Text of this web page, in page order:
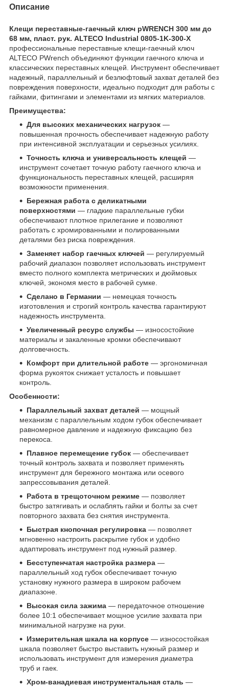
Описание
Клещи переставные-гаечный ключ pWRENCH 300 мм до
68 мм, пласт. рук. ALTECO Industrial 0805-1K-300-X
профессиональные переставные клещи-гаечный ключ
ALTECO PWrench объединяют функции гаечного ключа и
классических переставных клещей. Инструмент обеспечивает
надежный, параллельный и безлюфтовый захват деталей без
повреждения поверхности, идеально подходит для работы с
гайками, фитингами и элементами из мягких материалов.
Преимущества:
Для высоких механических нагрузок —
повышенная прочность обеспечивает надежную работу
при интенсивной эксплуатации и серьезных усилиях.
Точность ключа и универсальность клещей —
инструмент сочетает точную работу гаечного ключа и
функциональность переставных клещей, расширяя
возможности применения.
Бережная работа с деликатными
поверхностями — гладкие параллельные губки
обеспечивают плотное прилегание и позволяют
работать с хромированными и полированными
деталями без риска повреждения.
Заменяет набор гаечных ключей — регулируемый
рабочий диапазон позволяет использовать инструмент
вместо полного комплекта метрических и дюймовых
ключей, экономя место в рабочей сумке.
Сделано в Германии — немецкая точность
изготовления и строгий контроль качества гарантируют
надежность инструмента.
Увеличенный ресурс службы — износостойкие
материалы и закаленные кромки обеспечивают
долговечность.
Комфорт при длительной работе — эргономичная
форма рукояток снижает усталость и повышает
контроль.
Особенности:
Параллельный захват деталей — мощный
механизм с параллельным ходом губок обеспечивает
равномерное давление и надежную фиксацию без
перекоса.
Плавное перемещение губок — обеспечивает
точный контроль захвата и позволяет применять
инструмент для бережного монтажа или осевого
запрессовывания деталей.
Работа в трещоточном режиме — позволяет
быстро затягивать и ослаблять гайки и болты за счет
повторного захвата без снятия инструмента.
Быстрая кнопочная регулировка — позволяет
мгновенно настроить раскрытие губок и удобно
адаптировать инструмент под нужный размер.
Бесступенчатая настройка размера —
параллельный ход губок обеспечивает точную
установку нужного размера в широком рабочем
диапазоне.
Высокая сила зажима — передаточное отношение
более 10:1 обеспечивает мощное усилие захвата при
минимальной нагрузке на руки.
Измерительная шкала на корпусе — износостойкая
шкала позволяет быстро выставить нужный размер и
использовать инструмент для измерения диаметра
труб и гаек.
Хром-ванадиевая инструментальная сталь —